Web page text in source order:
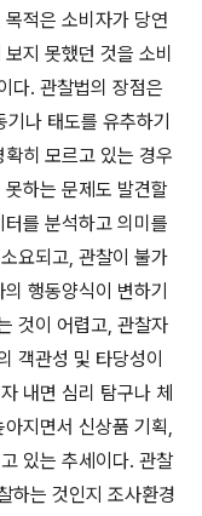
적은 소비자가 당연
지 못했던 것을 소비
다. 관찰법의 장점은
나 태도를 유추하기
히 모르고 있는 경우
하는 문제도 발견할
를 분석하고 의미를
요되고, 관찰이 불가
행동양식이 변하기
것이 어렵고, 관찰자
객관성 및 타당성이
내면 심리 탐구나 체
지면서 신상품 기획,
있는 추세이다. 관찰
하는 것인지 조사환경